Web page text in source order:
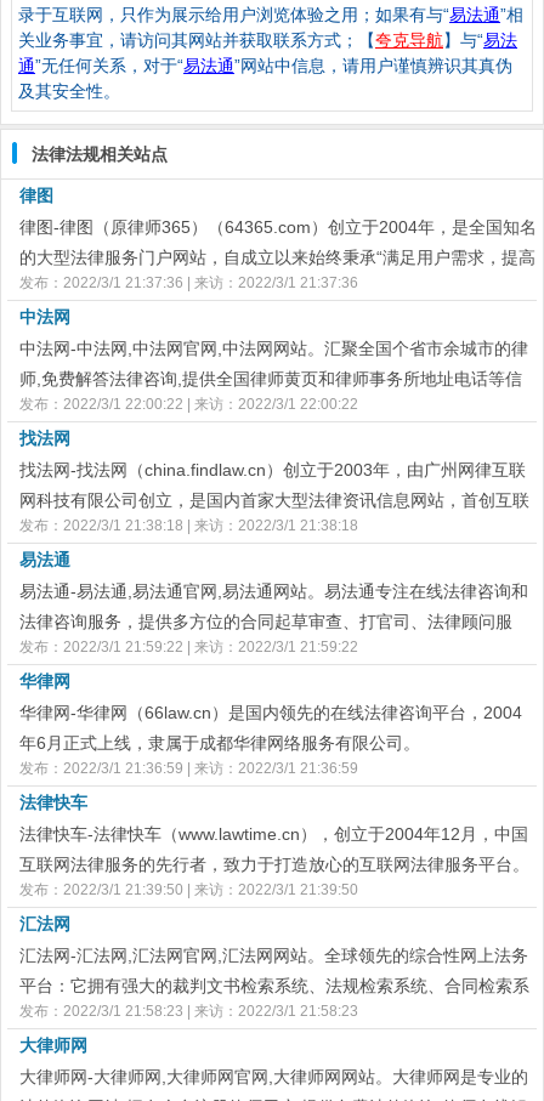
录于互联网，只作为展示给用户浏览体验之用；如果有与“易法通”相
关业务事宜，请访问其网站并获取联系方式；【夸克导航】与“易法
通”无任何关系，对于“易法通”网站中信息，请用户谨慎辨识其真伪
及其安全性。
法律法规相关站点
律图
律图-律图（原律师365）（64365.com）创立于2004年，是全国知名
的大型法律服务门户网站，自成立以来始终秉承“满足用户需求，提高
用户满意度”的服务宗旨，为法律咨询者提供品质服务！旨在为广大用
户寻求法律帮助指引路途，让用户找到信得过的好律师，让找好律师
不再走弯路。
发布：2022/3/1 21:37:36 | 来访：2022/3/1 21:37:36
中法网
中法网-中法网,中法网官网,中法网网站。汇聚全国个省市余城市的律
师,免费解答法律咨询,提供全国律师黄页和律师事务所地址电话等信
息。
发布：2022/3/1 22:00:22 | 来访：2022/3/1 22:00:22
找法网
找法网-找法网（china.findlaw.cn）创立于2003年，由广州网律互联
网科技有限公司创立，是国内首家大型法律资讯信息网站，首创互联
网在线法律咨询模式。找法网作为中国大型的法律服务平台，致力于
为广大用户提供免费多样的法律咨询服务。成立至今，其业务已覆盖
全国34个省级行政区，369个大中小城市，吸引近22万执业律师。
发布：2022/3/1 21:38:18 | 来访：2022/3/1 21:38:18
易法通
易法通-易法通,易法通官网,易法通网站。易法通专注在线法律咨询和
法律咨询服务，提供多方位的合同起草审查、打官司、法律顾问服
务。找法律在线解答、法律咨询服务就上易法通。
发布：2022/3/1 21:59:22 | 来访：2022/3/1 21:59:22
华律网
华律网-华律网（66law.cn）是国内领先的在线法律咨询平台，2004
年6月正式上线，隶属于成都华律网络服务有限公司。
发布：2022/3/1 21:36:59 | 来访：2022/3/1 21:36:59
法律快车
法律快车-法律快车（www.lawtime.cn），创立于2004年12月，中国
互联网法律服务的先行者，致力于打造放心的互联网法律服务平台。
法律快车北京律师网为您推荐知名的北京律师在线免费为您解答法律
咨询，收录多名经验丰富的北京专业律师手机和电话，您可以在线找
律师与律师联系！
发布：2022/3/1 21:39:50 | 来访：2022/3/1 21:39:50
汇法网
汇法网-汇法网,汇法网官网,汇法网网站。全球领先的综合性网上法务
平台：它拥有强大的裁判文书检索系统、法规检索系统、合同检索系
统、律师系统、案件招投标系统、法律办公平台。
发布：2022/3/1 21:58:23 | 来访：2022/3/1 21:58:23
大律师网
大律师网-大律师网,大律师网官网,大律师网网站。大律师网是专业的